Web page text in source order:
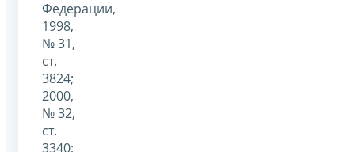
Федерации,
1998,
№ 31,
ст.
3824;
2000,
№ 32,
ст.
3340;